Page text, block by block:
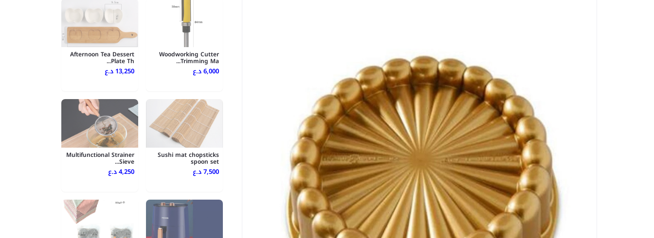
Woodworking Cutter
Trimming Ma...
6,000 د.ع
Afternoon Tea Dessert
Plate Th...
13,250 د.ع
Sushi mat chopsticks
spoon set
7,500 د.ع
Multifunctional Strainer
Sieve...
4,250 د.ع